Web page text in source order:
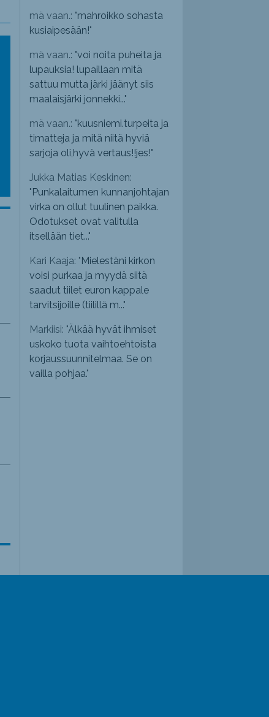
mä vaan.: "mahroikko sohasta
kusiaipesään!"
mä vaan.: "voi noita puheita ja
lupauksia! lupaillaan mitä
sattuu mutta järki jäänyt siis
maalaisjärki jonnekki..."
mä vaan.: "kuusniemi.turpeita ja
timatteja ja mitä niitä hyviä
sarjoja oli,hyvä vertaus!!jes!"
Jukka Matias Keskinen:
" Punkalaitumen kunnanjohtajan
virka on ollut tuulinen paikka.
Odotukset ovat valitulla
itsellään tiet..."
Kari Kaaja: " Mielestäni kirkon
voisi purkaa ja myydä siitä
saadut tiilet euron kappale
tarvitsijoille (tiilillä m..."
Markiisi: "Älkää hyvät ihmiset
uskoko tuota vaihtoehtoista
korjaussuunnitelmaa. Se on
vailla pohjaa."